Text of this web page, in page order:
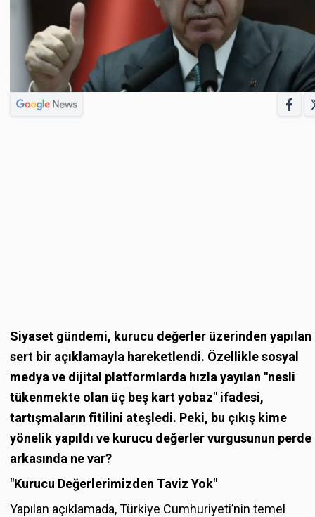
Siyaset gündemi, kurucu değerler üzerinden yapılan
sert bir açıklamayla hareketlendi. Özellikle sosyal
medya ve dijital platformlarda hızla yayılan "nesli
tükenmekte olan üç beş kart yobaz" ifadesi,
tartışmaların fitilini ateşledi. Peki, bu çıkış kime
yönelik yapıldı ve kurucu değerler vurgusunun perde
arkasında ne var?
"Kurucu Değerlerimizden Taviz Yok"
Yapılan açıklamada, Türkiye Cumhuriyeti’nin temel